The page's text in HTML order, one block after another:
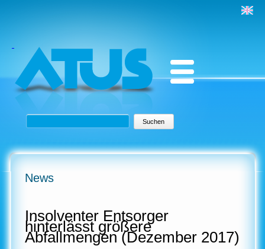
Suchbegriffe Suchen
News
Insolventer Entsorger
hinterlässt größere
Abfallmengen (Dezember 2017)